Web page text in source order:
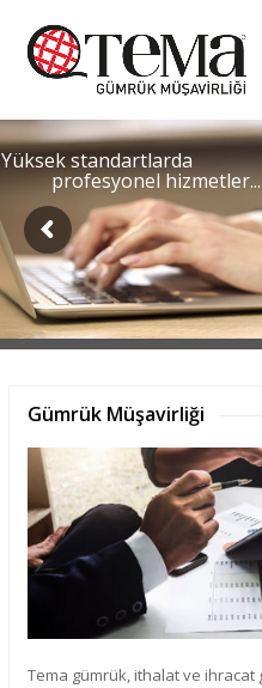
Yüksek standartlarda
profesyonel hizmetler...
Gümrük Müşavirliği
Tema gümrük, ithalat ve